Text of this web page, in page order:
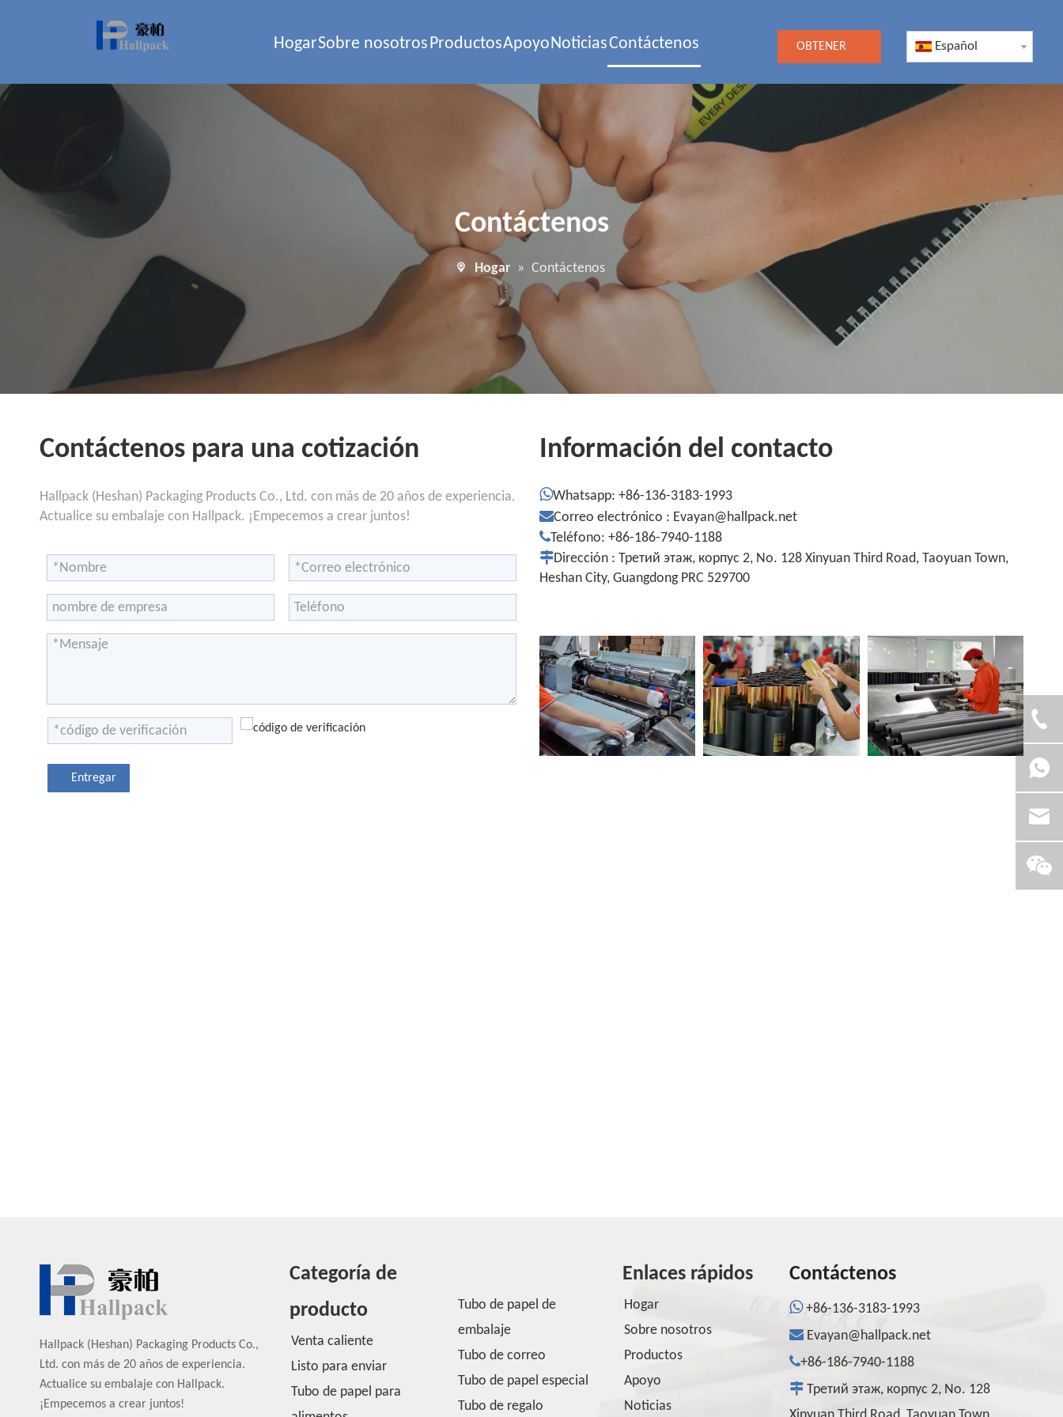
HogarSobre nosotrosProductosApoyoNoticiasContáctenos OBTENER Español
Contáctenos
Hogar » Contáctenos
Contáctenos para una cotización
Hallpack (Heshan) Packaging Products Co., Ltd. con más de 20 años de experiencia.
Actualice su embalaje con Hallpack. ¡Empecemos a crear juntos!
Entregar
Información del contacto
Whatsapp: +86-136-3183-1993
Correo electrónico : Evayan@hallpack.net
Teléfono: +86-186-7940-1188
Dirección : Третий этаж, корпус 2, No. 128 Xinyuan Third Road, Taoyuan Town,
Heshan City, Guangdong PRC 529700
Hallpack (Heshan) Packaging Products Co.,
Ltd. con más de 20 años de experiencia.
Actualice su embalaje con Hallpack.
¡Empecemos a crear juntos!
Categoría de
producto
Venta caliente
Listo para enviar
Tubo de papel para
Tubo de papel de
embalaje
Tubo de correo
Tubo de papel especial
Tubo de regalo
Enlaces rápidos
Hogar
Sobre nosotros
Productos
Apoyo
Noticias
Contáctenos
 +86-136-3183-1993
 Evayan@hallpack.net
+86-186-7940-1188
Третий этаж, корпус 2, No. 128